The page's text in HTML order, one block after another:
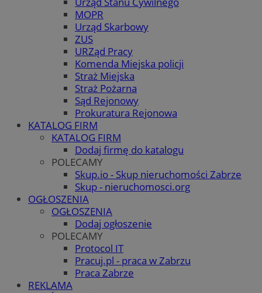
MOPR
Urząd Skarbowy
ZUS
URZąd Pracy
Komenda Miejska policji
Straż Miejska
Straż Pożarna
Sąd Rejonowy
Prokuratura Rejonowa
KATALOG FIRM
KATALOG FIRM
Dodaj firmę do katalogu
POLECAMY
Skup.io - Skup nieruchomości Zabrze
Skup - nieruchomosci.org
OGŁOSZENIA
OGŁOSZENIA
Dodaj ogłoszenie
POLECAMY
Protocol IT
Pracuj.pl - praca w Zabrzu
Praca Zabrze
REKLAMA